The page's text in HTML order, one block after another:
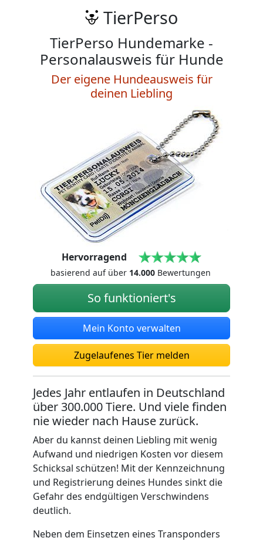
TierPerso
TierPerso Hundemarke -
Personalausweis für Hunde
Der eigene Hundeausweis für
deinen Liebling
Hervorragend
basierend auf über 14.000Bewertungen
So funktioniert's
Mein Konto verwalten
Zugelaufenes Tier melden
Jedes Jahr entlaufen in Deutschland
über 300.000 Tiere. Und viele finden
nie wieder nach Hause zurück.
Aber du kannst deinen Liebling mit wenig
Aufwand und niedrigen Kosten vor diesem
Schicksal schützen! Mit der Kennzeichnung
und Registrierung deines Hundes sinkt die
Gefahr des endgültigen Verschwindens
deutlich.
Neben dem Einsetzen eines Transponders